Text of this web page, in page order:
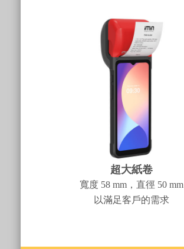
超大紙卷
寬度 58 mm，直徑 50 mm
以滿足客戶的需求